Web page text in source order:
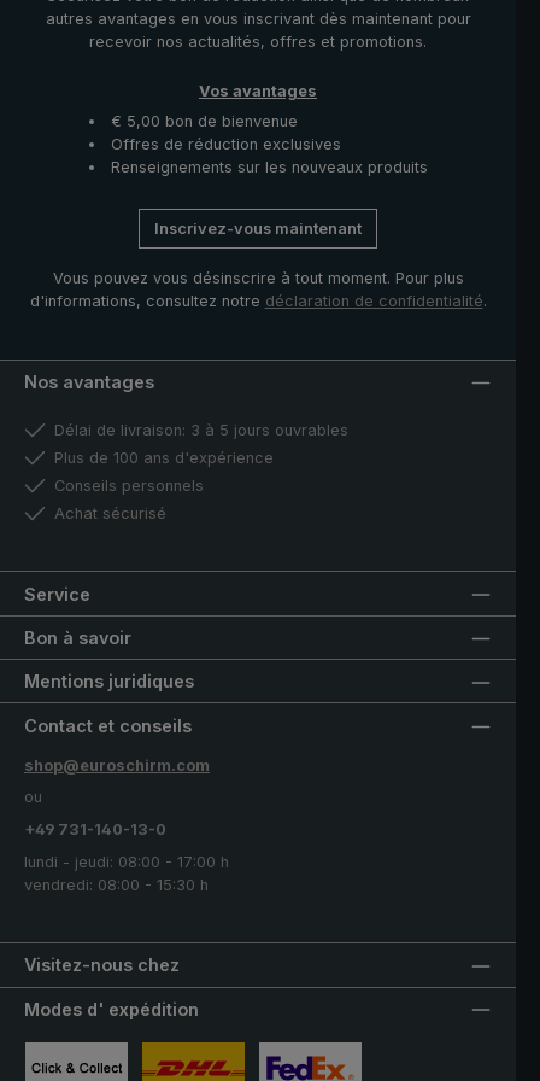
autres avantages en vous inscrivant dès maintenant pour
recevoir nos actualités, offres et promotions.
Vos avantages
€ 5,00 bon de bienvenue
Offres de réduction exclusives
Renseignements sur les nouveaux produits
Inscrivez-vous maintenant
Vous pouvez vous désinscrire à tout moment. Pour plus
d'informations, consultez notre déclaration de confidentialité.
Nos avantages
Délai de livraison: 3 à 5 jours ouvrables
Plus de 100 ans d'expérience
Conseils personnels
Achat sécurisé
Service
Bon à savoir
Mentions juridiques
Visitez-nous chez
Contact et conseils
shop@euroschirm.com
ou
+49 731-140-13-0
lundi - jeudi: 08:00 - 17:00 h
vendredi: 08:00 - 15:30 h
Modes d' expédition